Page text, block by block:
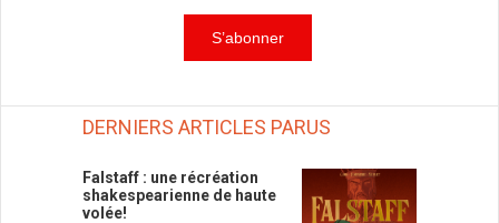
DERNIERS ARTICLES PARUS
Falstaff : une récréation
shakespearienne de haute
volée!